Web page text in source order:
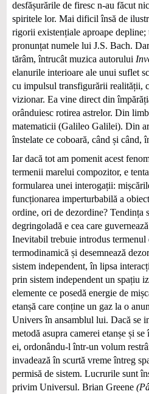
desfășurările de firesc n-au făcut
spiritele lor. Mai dificil însă de
rigorii existențiale aproape depline;
pronunțat numele lui J.S. Bach.
tărâm, întrucât muzica autorului
elanurile interioare ale unui suflet
cu impulsul transfigurării realității,
vizionar. Ea vine direct din
orânduiesc rotirea astrelor. Din
matematicii (Galileo Galilei). Din
înstelate ce coboară, când și când,
Iar dacă tot am pomenit acest
termenii marelui compozitor, e
formularea unei interogații:
funcționarea imperturbabilă a
ordine, ori de dezordine? Tendința
degringoladă e cea care
Inevitabil trebuie introdus termenul
termodinamică și desemnează
sistem independent, în lipsa
prin sistem independent un spațiu
elemente ce posedă energie de
etanșă care conține un gaz la o
Univers în ansamblul lui. Dacă se
metodă asupra camerei etanșe și
ei, ordonându-l într-un volum
invadează în scurtă vreme întreg
permisă de sistem. Lucrurile sunt
privim Universul. Brian Greene